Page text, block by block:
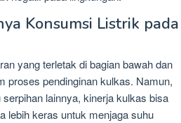
Konsumsi Listrik pada
yang terletak di bagian bawah dan
proses pendinginan kulkas. Namun,
lainnya, kinerja kulkas bisa
lebih keras untuk menjaga suhu